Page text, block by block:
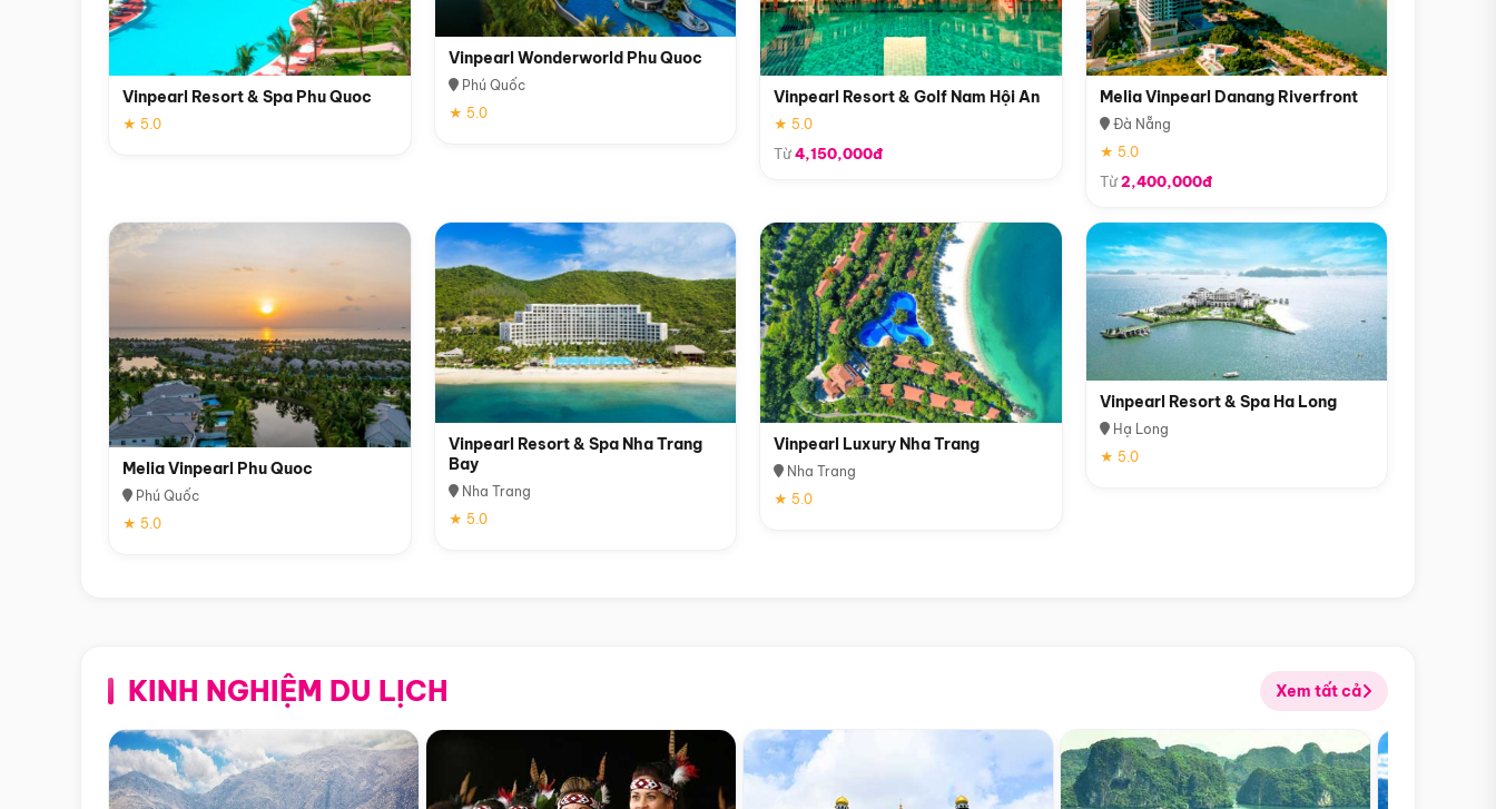
Vinpearl Resort & Spa Phu Quoc
★ 5.0
Vinpearl Wonderworld Phu Quoc
Phú Quốc
★ 5.0
Vinpearl Resort & Golf Nam Hội An
★ 5.0
Từ4,150,000đ
Melia Vinpearl Danang Riverfront
Đà Nẵng
★ 5.0
Từ2,400,000đ
Melia Vinpearl Phu Quoc
Phú Quốc
★ 5.0
Vinpearl Resort & Spa Nha Trang
Bay
Nha Trang
★ 5.0
Vinpearl Luxury Nha Trang
Nha Trang
★ 5.0
Vinpearl Resort & Spa Ha Long
Hạ Long
★ 5.0
KINH NGHIỆM DU LỊCH Xem tất cả